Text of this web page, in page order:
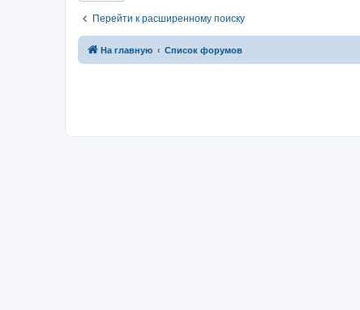
Перейти к расширенному поиску
На главную Список форумов